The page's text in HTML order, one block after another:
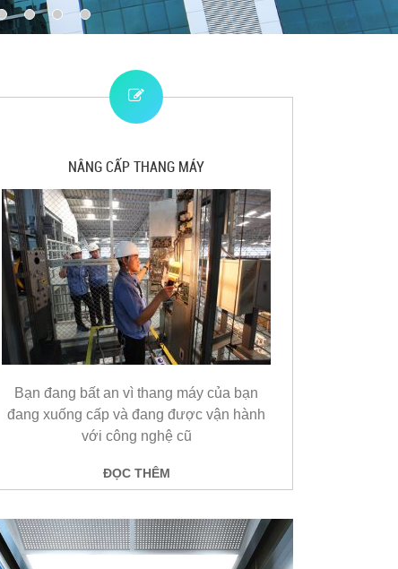
NÂNG CẤP THANG MÁY
Bạn đang bất an vì thang máy của bạn
đang xuống cấp và đang được vận hành
với công nghệ cũ
ĐỌC THÊM